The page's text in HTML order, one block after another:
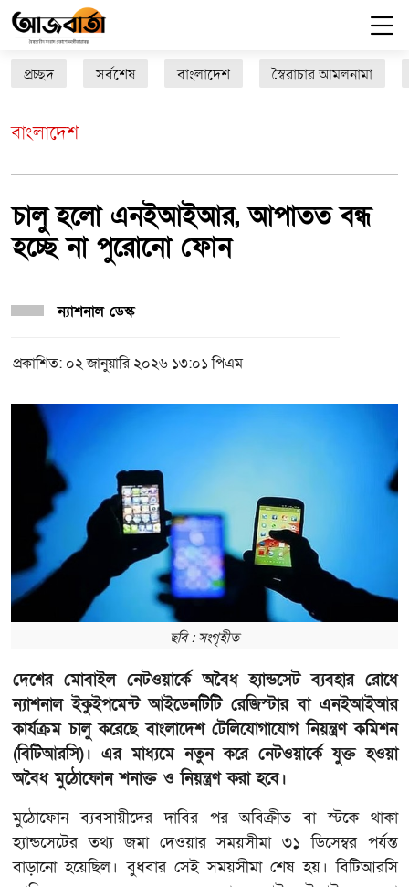
প্রচ্ছদ সর্বশেষ বাংলাদেশ স্বৈরাচার আমলনামা
বাংলাদেশ
চালু হলো এনইআইআর, আপাতত বন্ধ
হচ্ছে না পুরোনো ফোন
ন্যাশনাল ডেস্ক
প্রকাশিত: ০২ জানুয়ারি ২০২৬ ১৩:০১ পিএম
ছবি : সংগৃহীত
দেশের মোবাইল নেটওয়ার্কে অবৈধ হ্যান্ডসেট ব্যবহার রোধে
ন্যাশনাল ইকুইপমেন্ট আইডেনটিটি রেজিস্টার বা এনইআইআর
কার্যক্রম চালু করেছে বাংলাদেশ টেলিযোগাযোগ নিয়ন্ত্রণ কমিশন
(বিটিআরসি)। এর মাধ্যমে নতুন করে নেটওয়ার্কে যুক্ত হওয়া
অবৈধ মুঠোফোন শনাক্ত ও নিয়ন্ত্রণ করা হবে।
মুঠোফোন ব্যবসায়ীদের দাবির পর অবিক্রীত বা স্টকে থাকা
হ্যান্ডসেটের তথ্য জমা দেওয়ার সময়সীমা ৩১ ডিসেম্বর পর্যন্ত
বাড়ানো হয়েছিল। বুধবার সেই সময়সীমা শেষ হয়। বিটিআরসি